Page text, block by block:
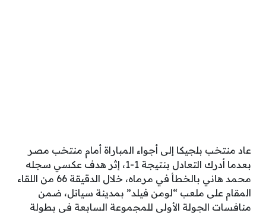
عاد منتخب بلجيكا إلى أجواء المباراة أمام منتخب مصر
بعدما أدرك التعادل بنتيجة 1-1، إثر هدف عكسي سجله
محمد هاني بالخطأ في مرماه، خلال الدقيقة 66 من اللقاء
المقام على ملعب “لومن فيلد” بمدينة سياتل، ضمن
منافسات الجولة الأولى للمجموعة السابعة في بطولة